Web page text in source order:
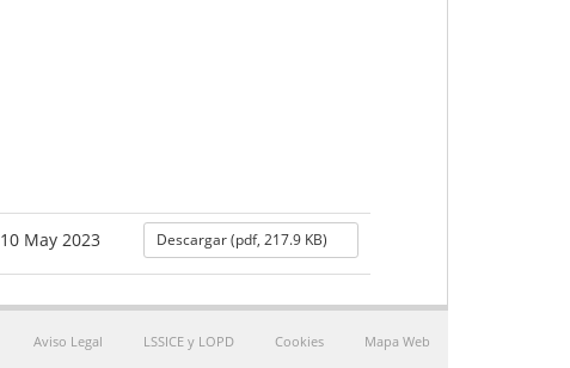
10 May 2023 Descargar (pdf, 217.9 KB)
Aviso Legal LSSICE y LOPD Cookies Mapa Web